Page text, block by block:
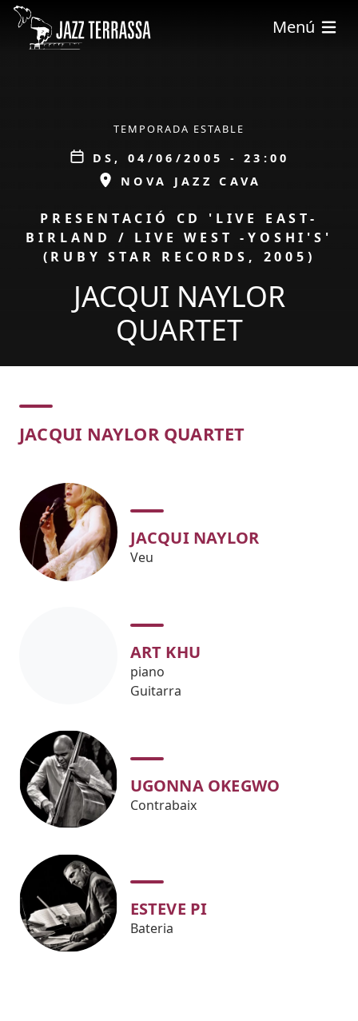
Vés al contingut
Menú
TEMPORADA ESTABLE
Data
DS, 04/06/2005 - 23:00
ESPAI
NOVA JAZZ CAVA
PROMOCIÓ
PRESENTACIÓ CD 'LIVE EAST-
BIRLAND / LIVE WEST -YOSHI'S'
(RUBY STAR RECORDS, 2005)
JACQUI NAYLOR
QUARTET
Concert
JACQUI NAYLOR QUARTET
JACQUI NAYLOR
Veu
ART KHU
piano
Guitarra
UGONNA OKEGWO
Contrabaix
ESTEVE PI
Bateria